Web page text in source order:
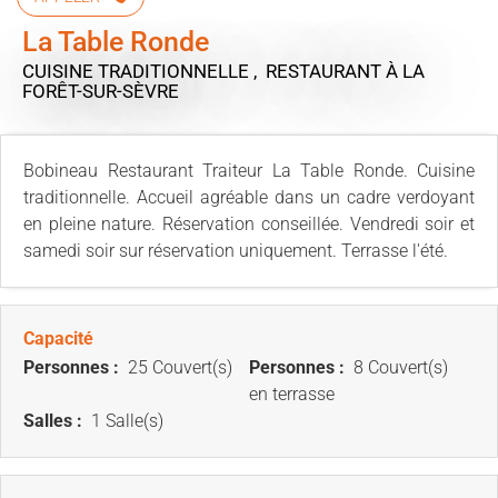
La Table Ronde
CUISINE TRADITIONNELLE , RESTAURANT À LA
FORÊT-SUR-SÈVRE
Bobineau Restaurant Traiteur La Table Ronde. Cuisine
traditionnelle. Accueil agréable dans un cadre verdoyant
en pleine nature. Réservation conseillée. Vendredi soir et
samedi soir sur réservation uniquement. Terrasse l'été.
Capacité
Personnes : 25 Couvert(s) Personnes : 8 Couvert(s)
en terrasse
Salles : 1 Salle(s)